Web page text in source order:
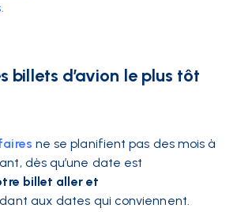
billets d’avion le plus tôt
ne se planifient pas des mois à
dès qu’une date est
billet aller et
aux dates qui conviennent.